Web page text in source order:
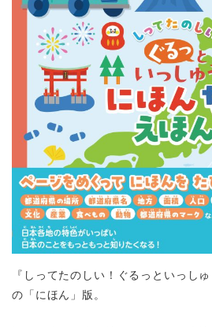
『しってたのしい！ぐるっといっし
の「にほん」版。